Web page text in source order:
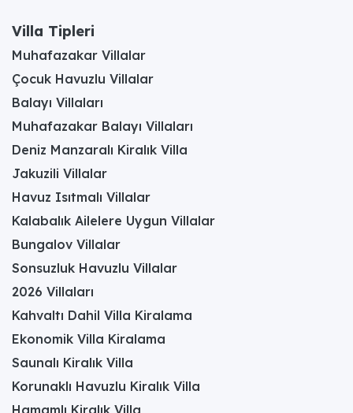
Villa Tipleri
Muhafazakar Villalar
Çocuk Havuzlu Villalar
Balayı Villaları
Muhafazakar Balayı Villaları
Deniz Manzaralı Kiralık Villa
Jakuzili Villalar
Havuz Isıtmalı Villalar
Kalabalık Ailelere Uygun Villalar
Bungalov Villalar
Sonsuzluk Havuzlu Villalar
2026 Villaları
Kahvaltı Dahil Villa Kiralama
Ekonomik Villa Kiralama
Saunalı Kiralık Villa
Korunaklı Havuzlu Kiralık Villa
Hamamlı Kiralık Villa